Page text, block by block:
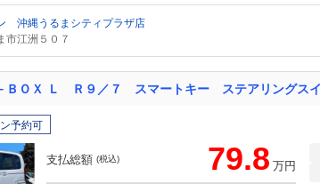
沖縄うるまシティプラザ店
市江洲５０７
予約可
支払総額 (税込) 79.8 万円